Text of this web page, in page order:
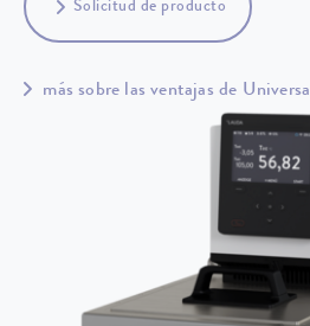
Solicitud de producto
más sobre las ventajas de Universa